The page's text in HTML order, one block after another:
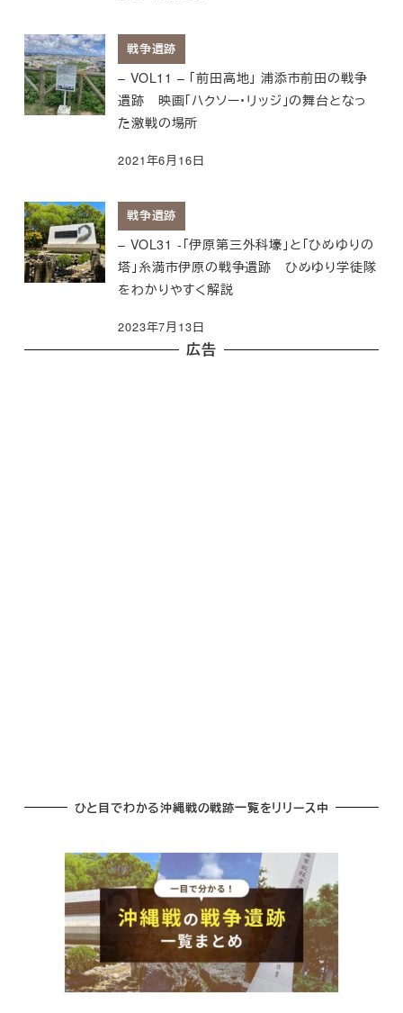
戦争遺跡
– VOL11 – 「前田高地」 浦添市前田の戦争
遺跡 映画「ハクソー・リッジ」の舞台となっ
た激戦の場所
2021年6月16日
戦争遺跡
– VOL31 -「伊原第三外科壕」と「ひめゆりの
塔」糸満市伊原の戦争遺跡 ひめゆり学徒隊
をわかりやすく解説
2023年7月13日
広告
ひと目でわかる沖縄戦の戦跡一覧をリリース中